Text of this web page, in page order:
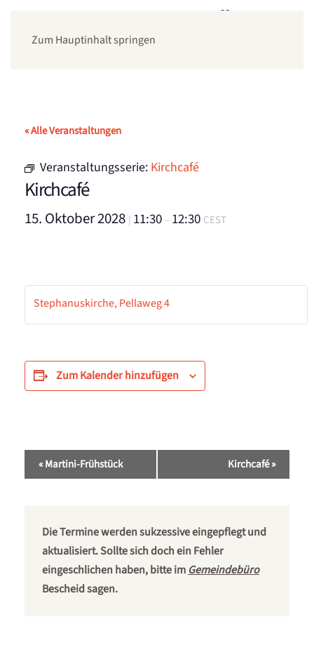
Zum Hauptinhalt springen
« Alle Veranstaltungen
Veranstaltungsserie: Kirchcafé
Kirchcafé
15. Oktober 2028 | 11:30 –12:30 CEST
Stephanuskirche, Pellaweg 4
Zum Kalender hinzufügen
Veranstaltung-
Navigation
«Martini-Frühstück Kirchcafé»
Die Termine werden sukzessive eingepflegt und
aktualisiert. Sollte sich doch ein Fehler
eingeschlichen haben, bitte im Gemeindebüro
Bescheid sagen.